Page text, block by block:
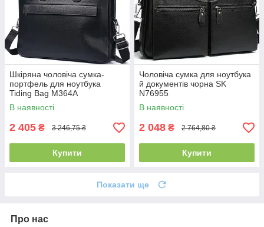
Шкіряна чоловіча сумка-
портфель для ноутбука
Tiding Bag M364A
В наявності
2 405 ₴ 3 246,75 ₴
Купити
Чоловіча сумка для ноутбука
й документів чорна SK
N76955
В наявності
2 048 ₴ 2 764,80 ₴
Купити
Показати ще
Про нас